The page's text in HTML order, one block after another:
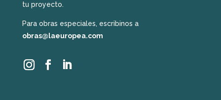
tu proyecto.
Para obras especiales, escribinos a
obras@laeuropea.com